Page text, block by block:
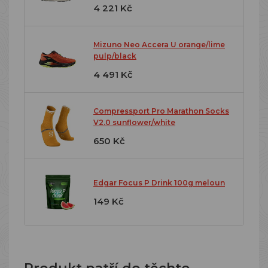
4 221 Kč
Mizuno Neo Accera U orange/lime
pulp/black
4 491 Kč
Compressport Pro Marathon Socks
V2.0 sunflower/white
650 Kč
Edgar Focus P Drink 100g meloun
149 Kč